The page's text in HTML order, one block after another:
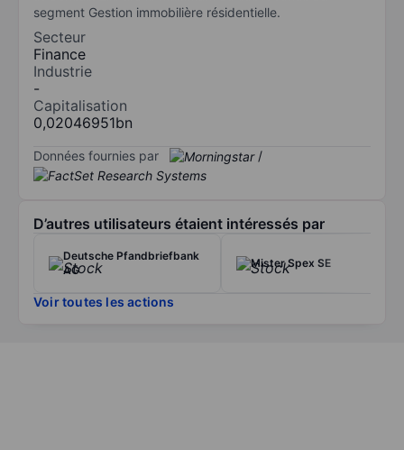
segment Gestion immobilière résidentielle.
Secteur
Finance
Industrie
-
Capitalisation
0,02046951bn
Données fournies par /
D’autres utilisateurs étaient intéressés par
Deutsche Pfandbriefbank
AG
Mister Spex SE
Voir toutes les actions